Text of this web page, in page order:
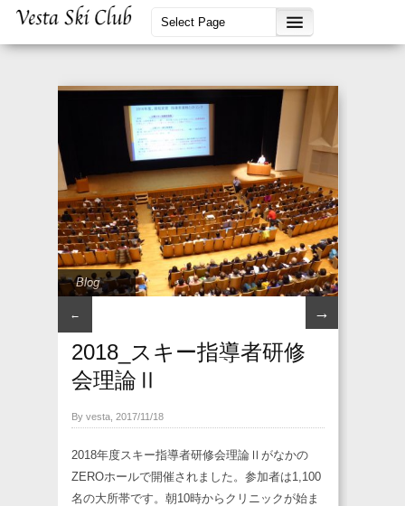
Blog
← →
2018_スキー指導者研修
会理論Ⅱ
By vesta, 2017/11/18
2018年度スキー指導者研修会理論Ⅱがなかの
ZEROホールで開催されました。参加者は1,100
名の大所帯です。朝10時からクリニックが始ま